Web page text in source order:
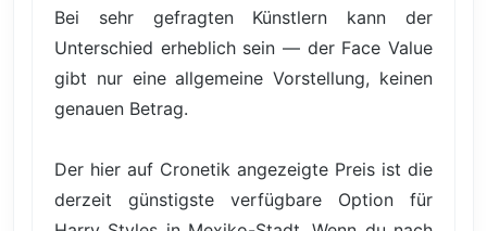
Bei sehr gefragten Künstlern kann der
Unterschied erheblich sein — der Face Value
gibt nur eine allgemeine Vorstellung, keinen
genauen Betrag.
Der hier auf Cronetik angezeigte Preis ist die
derzeit günstigste verfügbare Option für